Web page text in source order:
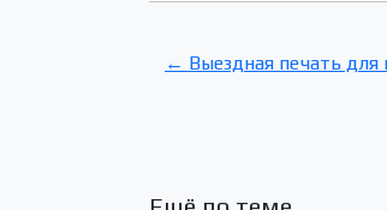
← Выездная печать